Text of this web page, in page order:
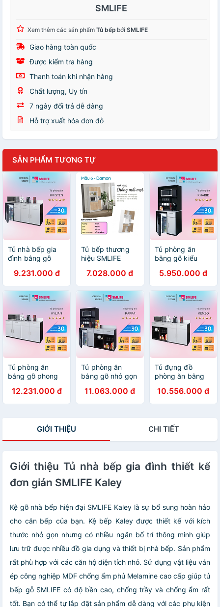
SMLIFE
Xem thêm các sản phẩm Tủ bếp bởi SMLIFE
Giao hàng toàn quốc
Được kiểm tra hàng
Thanh toán khi nhận hàng
Chất lượng, Uy tín
7 ngày đổi trả dễ dàng
Hỗ trợ xuất hóa đơn đỏ
SẢN PHẨM TƯƠNG TỰ
Tủ nhà bếp gia
đình bằng gỗ
chắc chắn
SMLIFE Kristen
9.231.000 đ
Tủ bếp thương
hiệu SMLIFE
thể đổi size và
màu sắc)
7.028.000 đ
Tủ phòng ăn
bằng gỗ kiểu
SMLIFE Khabid
5.950.000 đ
Tủ phòng ăn
bằng gỗ phong
SMLIFE Kylian
12.231.000 đ
Tủ phòng ăn
bằng gỗ nhỏ gọn
SMLIFE Kappa
11.063.000 đ
Tủ đựng đồ
phòng ăn bằng
MDF SMLIFE
Kenzo
10.556.000 đ
GIỚI THIỆU CHI TIẾT
Giới thiệu Tủ nhà bếp gia đình thiết kế
đơn giản SMLIFE Kaley
Kệ gỗ nhà bếp hiện đại SMLIFE Kaley là sự bổ sung hoàn hảo
cho căn bếp của bạn. Kệ bếp Kaley được thiết kế với kích
thước nhỏ gọn nhưng có nhiều ngăn bố trí thông minh giúp
lưu trữ được nhiều đồ gia dụng và thiết bị nhà bếp. Sản phẩm
rất phù hợp với các căn hộ diện tích nhỏ. Sử dụng vật liệu ván
ép công nghiệp MDF chống ẩm phủ Melamine cao cấp giúp tủ
bếp gỗ SMLIFE có độ bền cao, chống trầy và chống ẩm rất
tốt. Bạn có thể tự lắp đặt sản phẩm dễ dàng với các phụ kiện